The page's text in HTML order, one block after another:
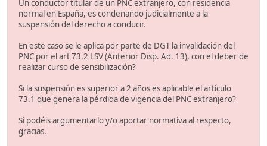
Un conductor titular de un PNC extranjero, con residencia
normal en España, es condenando judicialmente a la
suspensión del derecho a conducir.
En este caso se le aplica por parte de DGT la invalidación del
PNC por el art 73.2 LSV (Anterior Disp. Ad. 13), con el deber de
realizar curso de sensibilización?
Si la suspensión es superior a 2 años es aplicable el artículo
73.1 que genera la pérdida de vigencia del PNC extranjero?
Si podéis argumentarlo y/o aportar normativa al respecto,
gracias.